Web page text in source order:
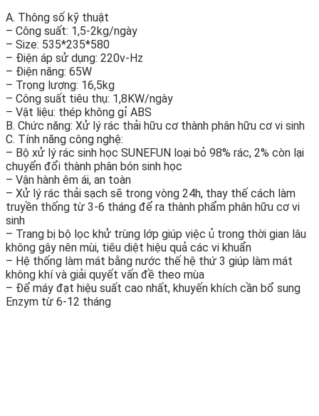
A. Thông số kỹ thuật
– Công suất: 1,5-2kg/ngày
– Size: 535*235*580
– Điện áp sử dụng: 220v-Hz
– Điện năng: 65W
– Trọng lượng: 16,5kg
– Công suất tiêu thụ: 1,8KW/ngày
– Vật liệu: thép không gỉ ABS
B. Chức năng: Xử lý rác thải hữu cơ thành phân hữu cơ vi sinh
C. Tính năng công nghệ:
– Bộ xử lý rác sinh học SUNEFUN loại bỏ 98% rác, 2% còn lại
chuyển đổi thành phân bón sinh học
– Vận hành êm ái, an toàn
– Xử lý rác thải sạch sẽ trong vòng 24h, thay thế cách làm
truyền thống từ 3-6 tháng để ra thành phẩm phân hữu cơ vi
sinh
– Trang bị bộ lọc khử trùng lớp giúp việc ủ trong thời gian lâu
không gây nên mùi, tiêu diệt hiệu quả các vi khuẩn
– Hệ thống làm mát bằng nước thế hệ thứ 3 giúp làm mát
không khí và giải quyết vấn đề theo mùa
– Để máy đạt hiệu suất cao nhất, khuyến khích cần bổ sung
Enzym từ 6-12 tháng